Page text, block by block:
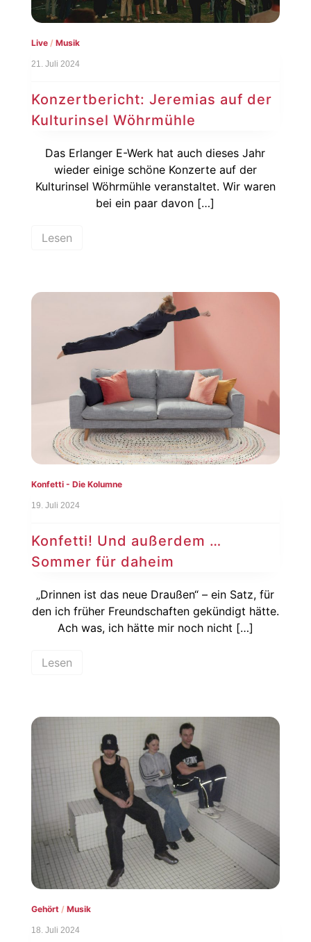
Live/ Musik
21. Juli 2024
Konzertbericht: Jeremias auf der
Kulturinsel Wöhrmühle
Das Erlanger E-Werk hat auch dieses Jahr
wieder einige schöne Konzerte auf der
Kulturinsel Wöhrmühle veranstaltet. Wir waren
bei ein paar davon […]
Lesen
Konfetti - Die Kolumne
19. Juli 2024
Konfetti! Und außerdem …
Sommer für daheim
„Drinnen ist das neue Draußen“ – ein Satz, für
den ich früher Freundschaften gekündigt hätte.
Ach was, ich hätte mir noch nicht […]
Lesen
Gehört/ Musik
18. Juli 2024